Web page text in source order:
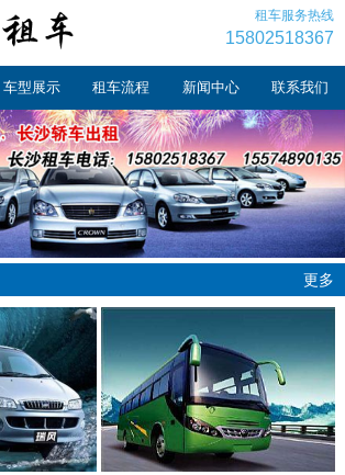
租车服务热线
15802518367
车型展示 租车流程 新闻中心 联系我们
更多